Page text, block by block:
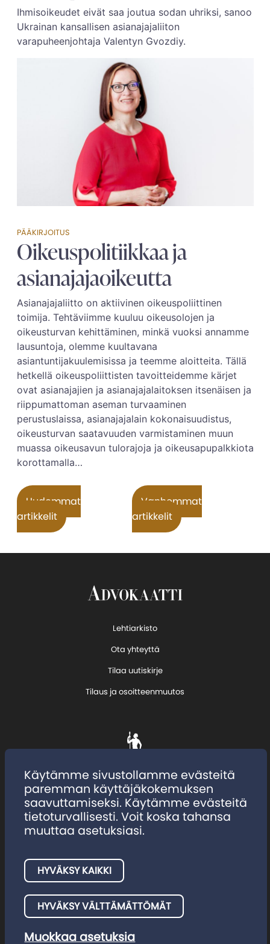
Ihmisoikeudet eivät saa joutua sodan uhriksi, sanoo
Ukrainan kansallisen asianajajaliiton
varapuheenjohtaja Valentyn Gvozdiy.
PÄÄKIRJOITUS
Oikeuspolitiikkaa ja
asianajajaoikeutta
Asianajajaliitto on aktiivinen oikeuspoliittinen
toimija. Tehtäviimme kuuluu oikeusolojen ja
oikeusturvan kehittäminen, minkä vuoksi annamme
lausuntoja, olemme kuultavana
asiantuntijakuulemisissa ja teemme aloitteita. Tällä
hetkellä oikeuspoliittisten tavoitteidemme kärjet
ovat asianajajien ja asianajajalaitoksen itsenäisen ja
riippumattoman aseman turvaaminen
perustuslaissa, asianajajalain kokonaisuudistus,
oikeusturvan saatavuuden varmistaminen muun
muassa oikeusavun tulorajoja ja oikeusapupalkkiota
korottamalla…
Artikkelien selaus
Vanhemmat
artikkelit
Uudemmat
artikkelit
Lehtiarkisto
Ota yhteyttä
Tilaa uutiskirje
Tilaus ja osoitteenmuutos
Tietosuojaseloste Evästeet
Käytämme sivustollamme evästeitä
paremman käyttäjäkokemuksen
saavuttamiseksi. Käytämme evästeitä
tietoturvallisesti. Voit koska tahansa
muuttaa asetuksiasi.
HYVÄKSY VÄLTTÄMÄTTÖMÄT
HYVÄKSY KAIKKI
Muokkaa asetuksia